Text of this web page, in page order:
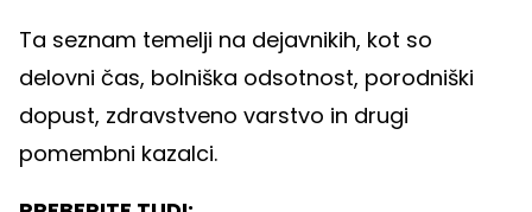
Ta seznam temelji na dejavnikih, kot so
delovni čas, bolniška odsotnost, porodniški
dopust, zdravstveno varstvo in drugi
pomembni kazalci.